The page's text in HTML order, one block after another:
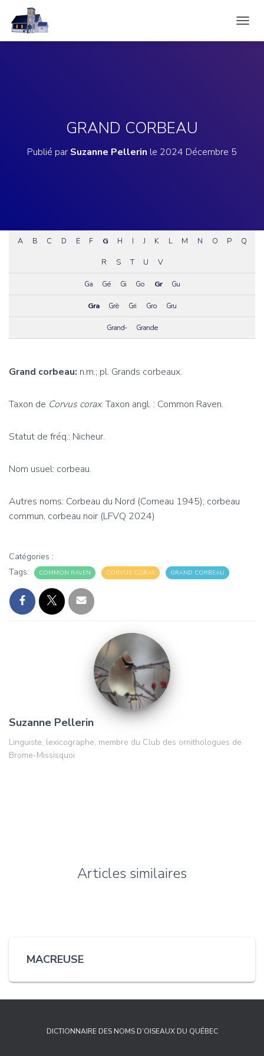
É
N
GRAND CORBEAU
Publié par Suzanne Pellerin le 2024 Décembre 5
A B C D E F G H I J K L M N O P Q
R S T U V
Ga Gé Gi Go Gr Gu
Gra Grè Gri Gro Gru
Grand- Grande
Grand corbeau: n.m.; pl. Grands corbeaux.
Taxon de Corvus corax. Taxon angl. : Common Raven.
Statut de fréq.: Nicheur.
Nom usuel: corbeau.
Autres noms: Corbeau du Nord (Comeau 1945); corbeau
commun, corbeau noir (LFVQ 2024)
Catégories :
Tags:
COMMON RAVEN CORVUS CORAX GRAND CORBEAU
Suzanne Pellerin
Linguiste, lexicographe, membre du Club des ornithologues de
Brome-Missisquoi
Articles similaires
MACREUSE
DICTIONNAIRE DES NOMS D’OISEAUX DU QUÉBEC